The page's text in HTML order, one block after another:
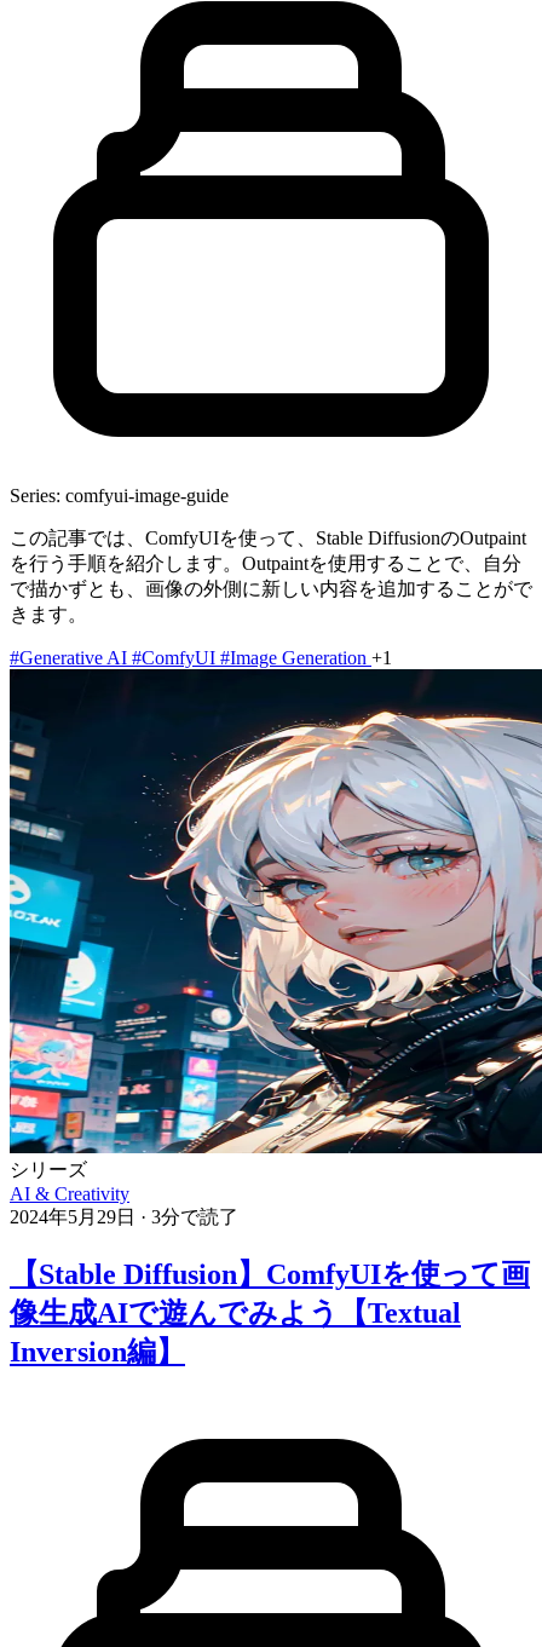
Series: comfyui-image-guide
この記事では、ComfyUIを使って、Stable DiffusionのOutpaint
を行う手順を紹介します。Outpaintを使用することで、自分
で描かずとも、画像の外側に新しい内容を追加することがで
きます。
#Generative AI #ComfyUI #Image Generation +1
シリーズ
AI & Creativity
2024年5月29日 · 3分で読了
【Stable Diffusion】ComfyUIを使って画
像生成AIで遊んでみよう【Textual
Inversion編】